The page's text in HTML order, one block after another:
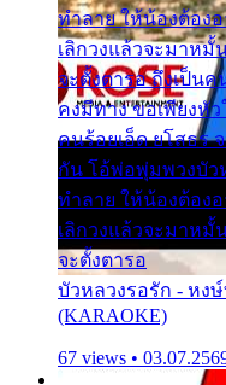
ทำลาย ให้น้องต้อง
เลิกวงแล้วจะมาห
จะตั้งตารอ ถึงเป็น
คงมีทาง ขอเพียงหั
คนร้อยเอ็ด ยโสธร
กัน โอ้พ่อพุ่มพวงบัว
ทำลาย ให้น้องต้อง
เลิกวงแล้วจะมาห
จะตั้งตารอ
บัวหลวงรอรัก - หง
(KARAOKE)
67 views •